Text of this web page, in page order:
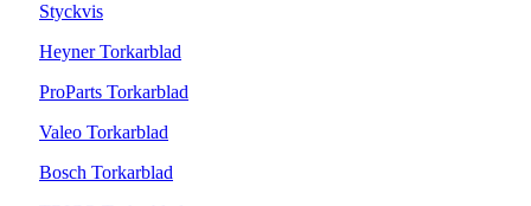
Styckvis
Heyner Torkarblad
ProParts Torkarblad
Valeo Torkarblad
Bosch Torkarblad